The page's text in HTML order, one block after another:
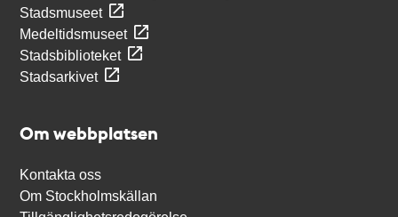
Stadsmuseet
Medeltidsmuseet
Stadsbiblioteket
Stadsarkivet
Om webbplatsen
Kontakta oss
Om Stockholmskällan